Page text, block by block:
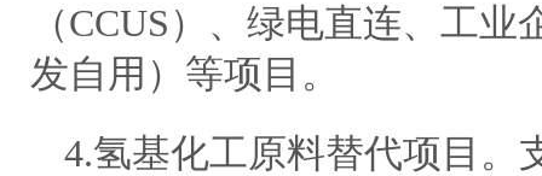
（CCUS）、绿电直连、工
发自用）等项目。
4.氢基化工原料替代项目。